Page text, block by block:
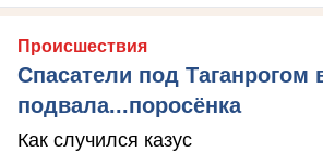
Происшествия
Спасатели под Таганрогом
подвала...поросёнка
Как случился казус